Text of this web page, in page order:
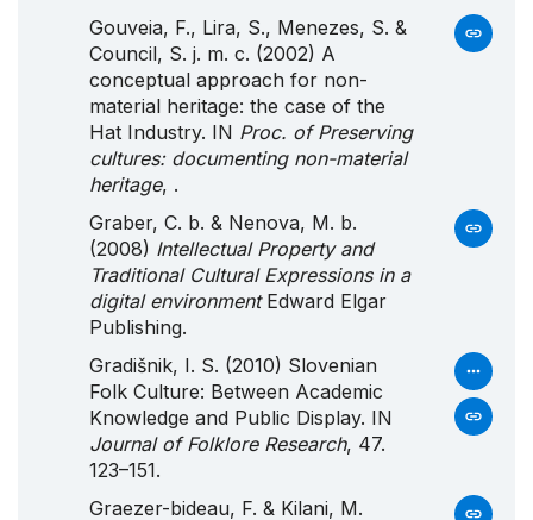
Gouveia, F., Lira, S., Menezes, S. &
Council, S. j. m. c. (2002) A
conceptual approach for non-
material heritage: the case of the
Hat Industry. IN Proc. of Preserving
cultures: documenting non-material
heritage, .
Graber, C. b. & Nenova, M. b.
(2008) Intellectual Property and
Traditional Cultural Expressions in a
digital environmentEdward Elgar
Publishing.
Gradišnik, I. S. (2010) Slovenian
Folk Culture: Between Academic
Knowledge and Public Display. IN
Journal of Folklore Research, 47.
123–151.
Graezer-bideau, F. & Kilani, M.